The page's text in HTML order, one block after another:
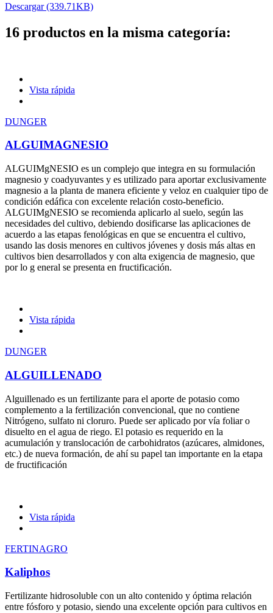
Descargar (339.71KB)
16 productos en la misma categoría:
Vista rápida
DUNGER
ALGUIMAGNESIO
ALGUIMgNESIO es un complejo que integra en su formulación
magnesio y coadyuvantes y es utilizado para aportar exclusivamente
magnesio a la planta de manera eficiente y veloz en cualquier tipo de
condición edáfica con excelente relación costo-beneficio.
ALGUIMgNESIO se recomienda aplicarlo al suelo, según las
necesidades del cultivo, debiendo dosificarse las aplicaciones de
acuerdo a las etapas fenológicas en que se encuentra el cultivo,
usando las dosis menores en cultivos jóvenes y dosis más altas en
cultivos bien desarrollados y con alta exigencia de magnesio, que
por lo g eneral se presenta en fructificación.
Vista rápida
DUNGER
ALGUILLENADO
Alguillenado es un fertilizante para el aporte de potasio como
complemento a la fertilización convencional, que no contiene
Nitrógeno, sulfato ni cloruro. Puede ser aplicado por vía foliar o
disuelto en el agua de riego. El potasio es requerido en la
acumulación y translocación de carbohidratos (azúcares, almidones,
etc.) de nueva formación, de ahí su papel tan importante en la etapa
de fructificación
Vista rápida
FERTINAGRO
Kaliphos
Fertilizante hidrosoluble con un alto contenido y óptima relación
entre fósforo y potasio, siendo una excelente opción para cultivos en